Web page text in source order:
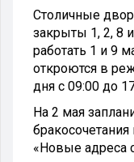
Столичные
закрыты 1, 2, 8
работать 1 и 9
откроются в
дня с 09:00 до
На 2 мая
«Новые адреса